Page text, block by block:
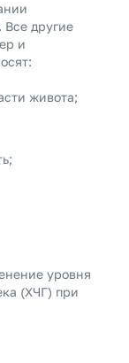
Все другие
и
живота;
уровня
(ХЧГ) при